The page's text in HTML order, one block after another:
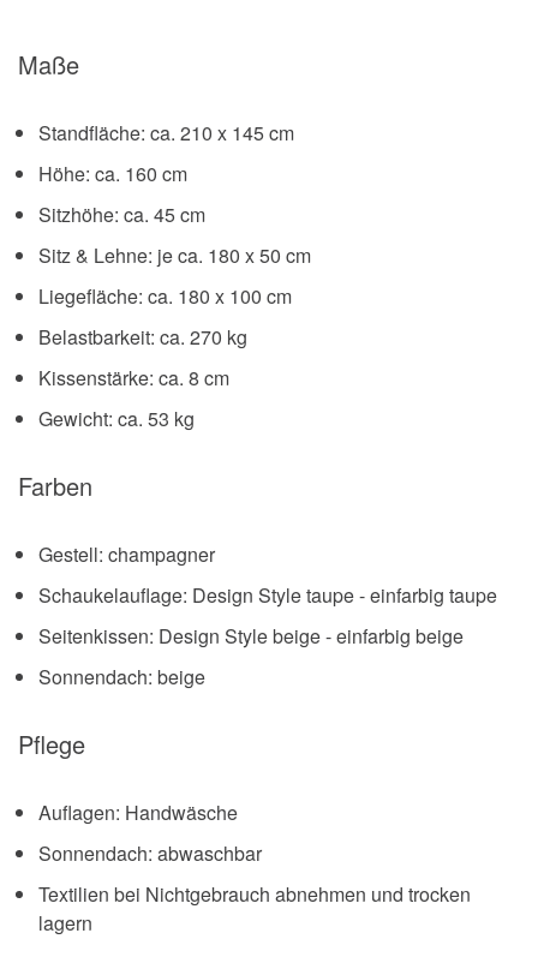
Maße
Standfläche: ca. 210 x 145 cm
Höhe: ca. 160 cm
Sitzhöhe: ca. 45 cm
Sitz & Lehne: je ca. 180 x 50 cm
Liegefläche: ca. 180 x 100 cm
Belastbarkeit: ca. 270 kg
Kissenstärke: ca. 8 cm
Gewicht: ca. 53 kg
Farben
Gestell: champagner
Schaukelauflage: Design Style taupe - einfarbig taupe
Seitenkissen: Design Style beige - einfarbig beige
Sonnendach: beige
Pflege
Auflagen: Handwäsche
Sonnendach: abwaschbar
Textilien bei Nichtgebrauch abnehmen und trocken
lagern